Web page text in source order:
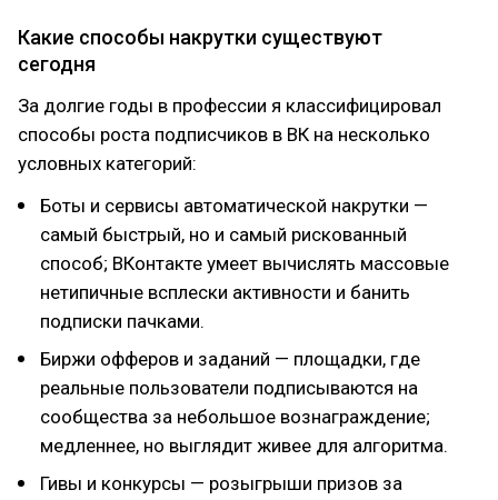
Какие способы накрутки существуют
сегодня
За долгие годы в профессии я классифицировал
способы роста подписчиков в ВК на несколько
условных категорий:
Боты и сервисы автоматической накрутки —
самый быстрый, но и самый рискованный
способ; ВКонтакте умеет вычислять массовые
нетипичные всплески активности и банить
подписки пачками.
Биржи офферов и заданий — площадки, где
реальные пользователи подписываются на
сообщества за небольшое вознаграждение;
медленнее, но выглядит живее для алгоритма.
Гивы и конкурсы — розыгрыши призов за